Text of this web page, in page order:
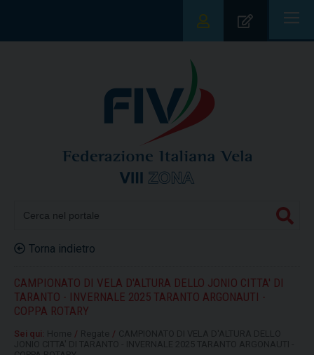
|||
Torna indietro
CAMPIONATO DI VELA D'ALTURA DELLO JONIO CITTA' DI
TARANTO - INVERNALE 2025 TARANTO ARGONAUTI -
COPPA ROTARY
Sei qui: / /